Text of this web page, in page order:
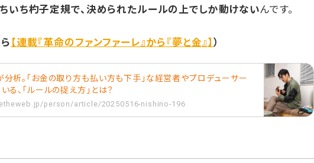
ちいち杓子定規で、決められたルールの上でしか動けないんです。
【連載『革命のファンファーレ』から『夢と金』】）
析。「お金の取り方も払い方も下手」な経営者やプロデューサー
る、「ルールの捉え方」とは？
person/article/20250516-nishino-196